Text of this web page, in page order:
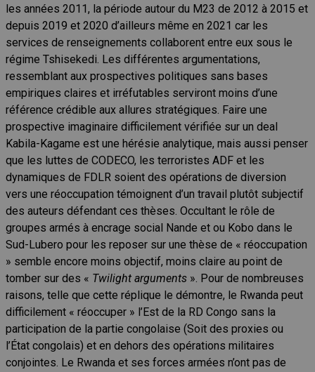
les années 2011, la période autour du M23 de 2012 à 2015 et
depuis 2019 et 2020 d’ailleurs même en 2021 car les
services de renseignements collaborent entre eux sous le
régime Tshisekedi. Les différentes argumentations,
ressemblant aux prospectives politiques sans bases
empiriques claires et irréfutables serviront moins d’une
référence crédible aux allures stratégiques. Faire une
prospective imaginaire difficilement vérifiée sur un deal
Kabila-Kagame est une hérésie analytique, mais aussi penser
que les luttes de CODECO, les terroristes ADF et les
dynamiques de FDLR soient des opérations de diversion
vers une réoccupation témoignent d’un travail plutôt subjectif
des auteurs défendant ces thèses. Occultant le rôle de
groupes armés à encrage social Nande et ou Kobo dans le
Sud-Lubero pour les reposer sur une thèse de « réoccupation
» semble encore moins objectif, moins claire au point de
tomber sur des « Twilight arguments ». Pour de nombreuses
raisons, telle que cette réplique le démontre, le Rwanda peut
difficilement « réoccuper » l’Est de la RD Congo sans la
participation de la partie congolaise (Soit des proxies ou
l’État congolais) et en dehors des opérations militaires
conjointes. Le Rwanda et ses forces armées n’ont pas de